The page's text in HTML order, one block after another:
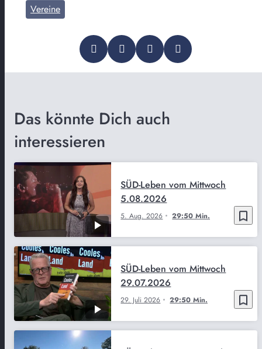
Vereine
Das könnte Dich auch
interessieren
bookmark_border
5. Aug. 2026 29:50 Min.
SÜD-Leben vom Mittwoch
5.08.2026
bookmark_border
29. Juli 2026 29:50 Min.
SÜD-Leben vom Mittwoch
29.07.2026